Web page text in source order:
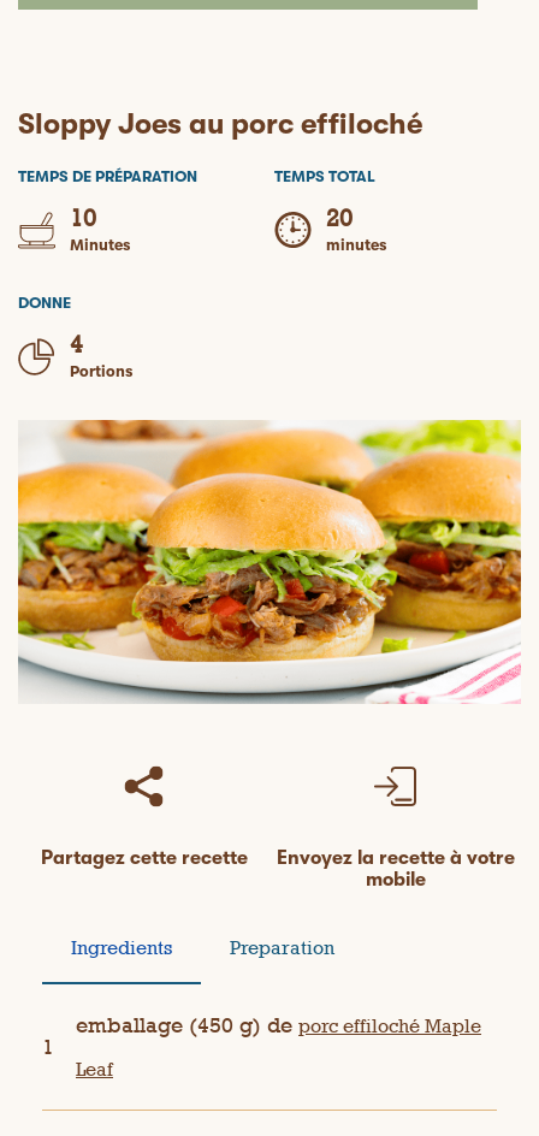
Sloppy Joes au porc effiloché
TEMPS DE PRÉPARATION
10
Minutes
TEMPS TOTAL
20
minutes
DONNE
4
Portions
Partagez cette recette
Envoyez la recette à votre
mobile
Ingredients Preparation
1
emballage (450 g) de porc effiloché Maple
Leaf